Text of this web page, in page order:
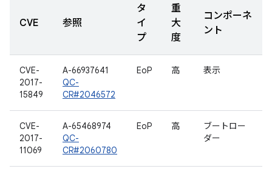
CVE 参照
タ
イ
プ
重
大
度
コンポーネ
ント
CVE-
2017-
15849
A-66937641
QC-
CR#2046572
EoP 高 表示
CVE-
2017-
11069
A-65468974
QC-
CR#2060780
EoP 高
ブートロー
ダー